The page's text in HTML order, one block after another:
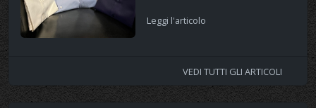
Leggi l'articolo
VEDI TUTTI GLI ARTICOLI